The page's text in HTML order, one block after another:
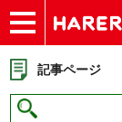
ショップ
買取
記事
デッキ検索
デッキ構築
選手一覧
店舗一覧
イベント
お問い合わせ
記事ページ